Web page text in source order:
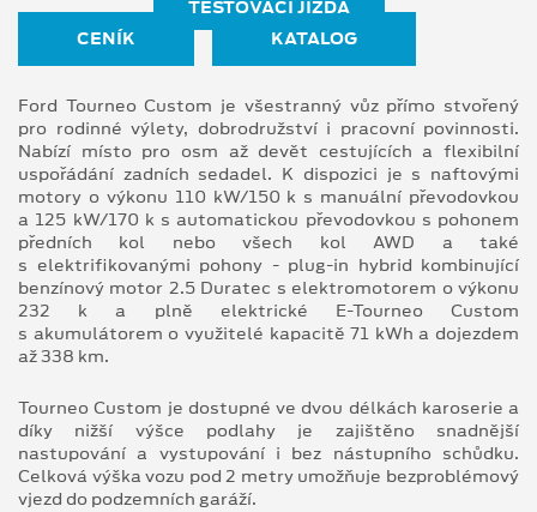
TESTOVACÍ JÍZDA
CENÍK KATALOG
Ford Tourneo Custom je všestranný vůz přímo stvořený
pro rodinné výlety, dobrodružství i pracovní povinnosti.
Nabízí místo pro osm až devět cestujících a flexibilní
uspořádání zadních sedadel. K dispozici je s naftovými
motory o výkonu 110 kW/150 k s manuální převodovkou
a 125 kW/170 k s automatickou převodovkou s pohonem
předních kol nebo všech kol AWD a také
s elektrifikovanými pohony - plug-in hybrid kombinující
benzínový motor 2.5 Duratec s elektromotorem o výkonu
232 k a plně elektrické E-Tourneo Custom
s akumulátorem o využitelé kapacitě 71 kWh a dojezdem
až 338 km.
Tourneo Custom je dostupné ve dvou délkách karoserie a
díky nižší výšce podlahy je zajištěno snadnější
nastupování a vystupování i bez nástupního schůdku.
Celková výška vozu pod 2 metry umožňuje bezproblémový
vjezd do podzemních garáží.